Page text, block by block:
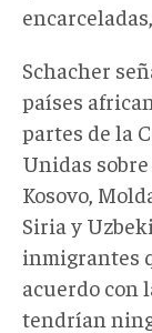
Schacher
países
partes de la
Unidas
Kosovo,
Siria y
inmigrantes
acuerdo con
tendrían